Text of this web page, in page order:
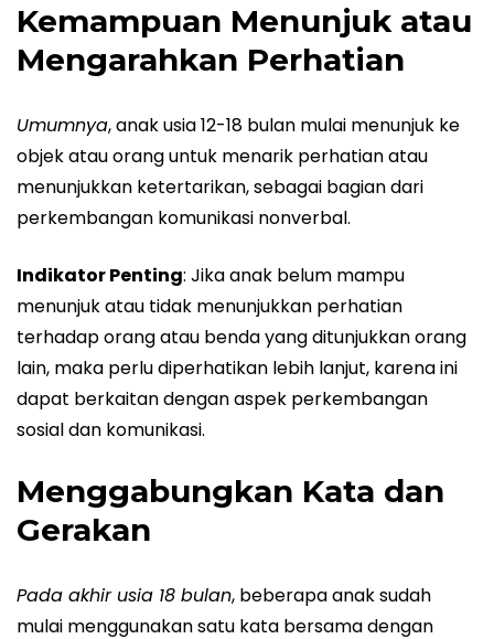
Kemampuan Menunjuk atau
Mengarahkan Perhatian
Umumnya, anak usia 12-18 bulan mulai menunjuk ke
objek atau orang untuk menarik perhatian atau
menunjukkan ketertarikan, sebagai bagian dari
perkembangan komunikasi nonverbal.
Indikator Penting: Jika anak belum mampu
menunjuk atau tidak menunjukkan perhatian
terhadap orang atau benda yang ditunjukkan orang
lain, maka perlu diperhatikan lebih lanjut, karena ini
dapat berkaitan dengan aspek perkembangan
sosial dan komunikasi.
Menggabungkan Kata dan
Gerakan
Pada akhir usia 18 bulan, beberapa anak sudah
mulai menggunakan satu kata bersama dengan